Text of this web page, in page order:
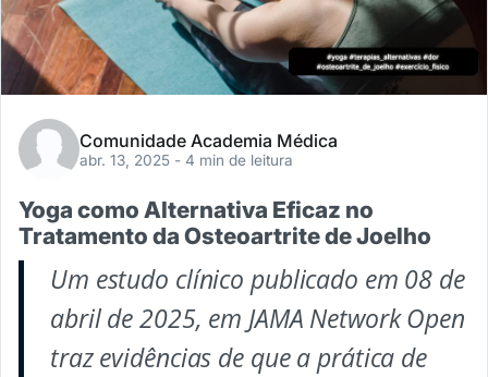
Comunidade Academia Médica
abr. 13, 2025 - 4 min de leitura
Yoga como Alternativa Eficaz no
Tratamento da Osteoartrite de Joelho
Um estudo clínico publicado em 08 de
abril de 2025, em JAMA Network Open
traz evidências de que a prática de